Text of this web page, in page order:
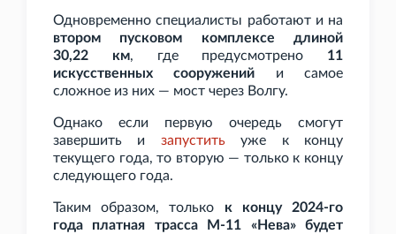
Одновременно специалисты работают и на
втором пусковом комплексе длиной
30,22
км, где предусмотрено 11
искусственных сооружений и самое
сложное из них — мост через Волгу.
Однако если первую очередь смогут
завершить и запуститьуже к концу
текущего года, то вторую — только к концу
следующего года.
Таким образом, только к концу 2024-го
года платная трасса М-11
«Нева» будет